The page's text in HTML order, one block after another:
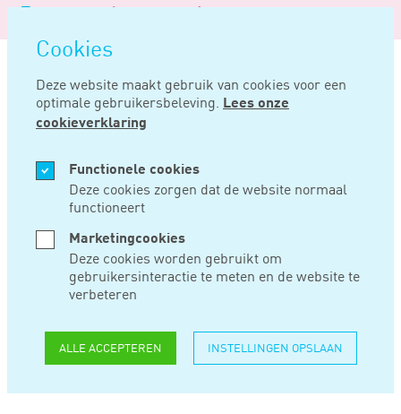
overslaan
Cookies
Deze website maakt gebruik van cookies voor een
optimale gebruikersbeleving. Lees onze
cookieverklaring
Functionele cookies
Deze cookies zorgen dat de website normaal
functioneert
Marketingcookies
Deze cookies worden gebruikt om
gebruikersinteractie te meten en de website te
verbeteren
ALLE ACCEPTEREN INSTELLINGEN OPSLAAN
Logo
Noord
Negentig
Home Nieuws
OKT 21, 2019
OOK IN
BELASTINGZAKEN
LEUGENDETECTOR
GEEN
BEWIJSMIDDEL